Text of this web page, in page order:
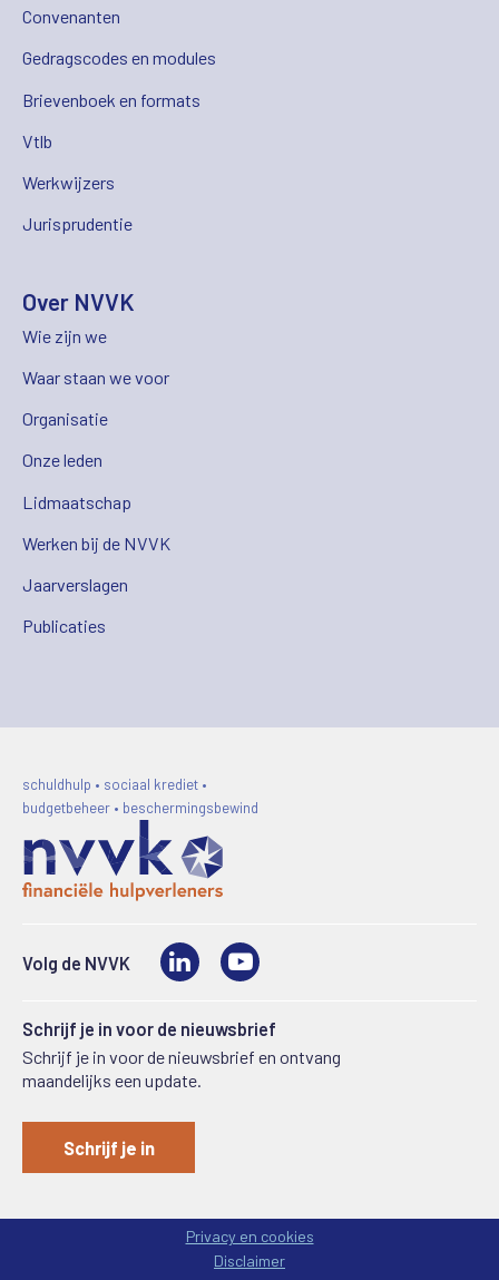
Convenanten
Gedragscodes en modules
Brievenboek en formats
Vtlb
Werkwijzers
Jurisprudentie
Over NVVK
Wie zijn we
Waar staan we voor
Organisatie
Onze leden
Lidmaatschap
Werken bij de NVVK
Jaarverslagen
Publicaties
schuldhulp • sociaal krediet •
budgetbeheer • beschermingsbewind
Volg de NVVK LinkedIn
Schrijf je in voor de nieuwsbrief
Schrijf je in voor de nieuwsbrief en ontvang
maandelijks een update.
Schrijf je in
Privacy en cookies
Disclaimer